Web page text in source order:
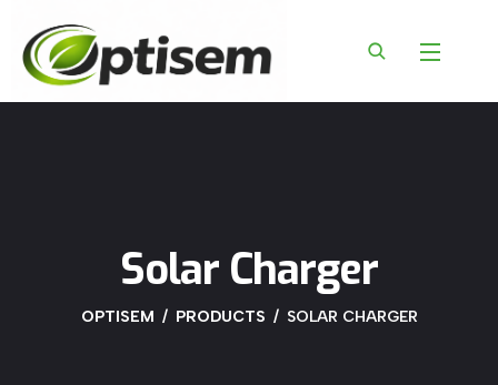
Solar Charger
OPTISEM PRODUCTS SOLAR CHARGER